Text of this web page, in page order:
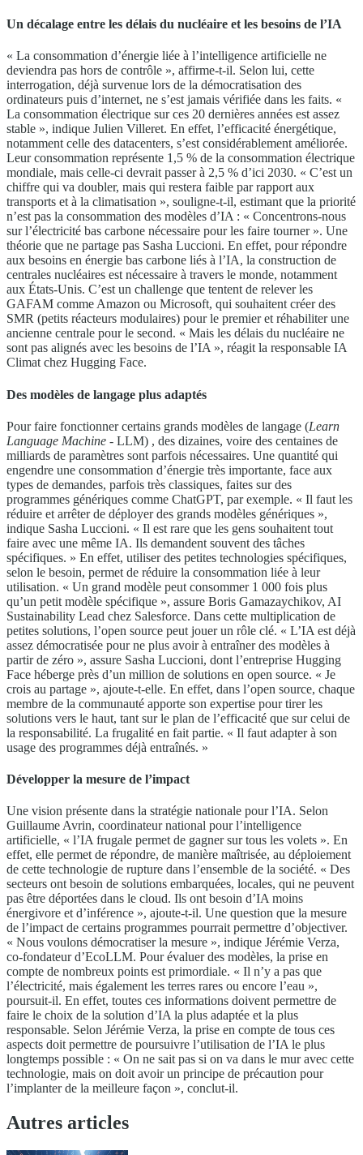
Un décalage entre les délais du nucléaire et les besoins de l’IA
« La consommation d’énergie liée à l’intelligence artificielle ne
deviendra pas hors de contrôle », affirme-t-il. Selon lui, cette
interrogation, déjà survenue lors de la démocratisation des
ordinateurs puis d’internet, ne s’est jamais vérifiée dans les faits. «
La consommation électrique sur ces 20 dernières années est assez
stable », indique Julien Villeret. En effet, l’efficacité énergétique,
notamment celle des datacenters, s’est considérablement améliorée.
Leur consommation représente 1,5 % de la consommation électrique
mondiale, mais celle-ci devrait passer à 2,5 % d’ici 2030. « C’est un
chiffre qui va doubler, mais qui restera faible par rapport aux
transports et à la climatisation », souligne-t-il, estimant que la priorité
n’est pas la consommation des modèles d’IA : « Concentrons-nous
sur l’électricité bas carbone nécessaire pour les faire tourner ». Une
théorie que ne partage pas Sasha Luccioni. En effet, pour répondre
aux besoins en énergie bas carbone liés à l’IA, la construction de
centrales nucléaires est nécessaire à travers le monde, notamment
aux États-Unis. C’est un challenge que tentent de relever les
GAFAM comme Amazon ou Microsoft, qui souhaitent créer des
SMR (petits réacteurs modulaires) pour le premier et réhabiliter une
ancienne centrale pour le second. « Mais les délais du nucléaire ne
sont pas alignés avec les besoins de l’IA », réagit la responsable IA
Climat chez Hugging Face.
Des modèles de langage plus adaptés
Pour faire fonctionner certains grands modèles de langage (Learn
Language Machine - LLM) , des dizaines, voire des centaines de
milliards de paramètres sont parfois nécessaires. Une quantité qui
engendre une consommation d’énergie très importante, face aux
types de demandes, parfois très classiques, faites sur des
programmes génériques comme ChatGPT, par exemple. « Il faut les
réduire et arrêter de déployer des grands modèles génériques »,
indique Sasha Luccioni. « Il est rare que les gens souhaitent tout
faire avec une même IA. Ils demandent souvent des tâches
spécifiques. » En effet, utiliser des petites technologies spécifiques,
selon le besoin, permet de réduire la consommation liée à leur
utilisation. « Un grand modèle peut consommer 1 000 fois plus
qu’un petit modèle spécifique », assure Boris Gamazaychikov, AI
Sustainability Lead chez Salesforce. Dans cette multiplication de
petites solutions, l’open source peut jouer un rôle clé. « L’IA est déjà
assez démocratisée pour ne plus avoir à entraîner des modèles à
partir de zéro », assure Sasha Luccioni, dont l’entreprise Hugging
Face héberge près d’un million de solutions en open source. « Je
crois au partage », ajoute-t-elle. En effet, dans l’open source, chaque
membre de la communauté apporte son expertise pour tirer les
solutions vers le haut, tant sur le plan de l’efficacité que sur celui de
la responsabilité. La frugalité en fait partie. « Il faut adapter à son
usage des programmes déjà entraînés. »
Développer la mesure de l’impact
Une vision présente dans la stratégie nationale pour l’IA. Selon
Guillaume Avrin, coordinateur national pour l’intelligence
artificielle, « l’IA frugale permet de gagner sur tous les volets ». En
effet, elle permet de répondre, de manière maîtrisée, au déploiement
de cette technologie de rupture dans l’ensemble de la société. « Des
secteurs ont besoin de solutions embarquées, locales, qui ne peuvent
pas être déportées dans le cloud. Ils ont besoin d’IA moins
énergivore et d’inférence », ajoute-t-il. Une question que la mesure
de l’impact de certains programmes pourrait permettre d’objectiver.
« Nous voulons démocratiser la mesure », indique Jérémie Verza,
co-fondateur d’EcoLLM. Pour évaluer des modèles, la prise en
compte de nombreux points est primordiale. « Il n’y a pas que
l’électricité, mais également les terres rares ou encore l’eau »,
poursuit-il. En effet, toutes ces informations doivent permettre de
faire le choix de la solution d’IA la plus adaptée et la plus
responsable. Selon Jérémie Verza, la prise en compte de tous ces
aspects doit permettre de poursuivre l’utilisation de l’IA le plus
longtemps possible : « On ne sait pas si on va dans le mur avec cette
technologie, mais on doit avoir un principe de précaution pour
l’implanter de la meilleure façon », conclut-il.
Autres articles